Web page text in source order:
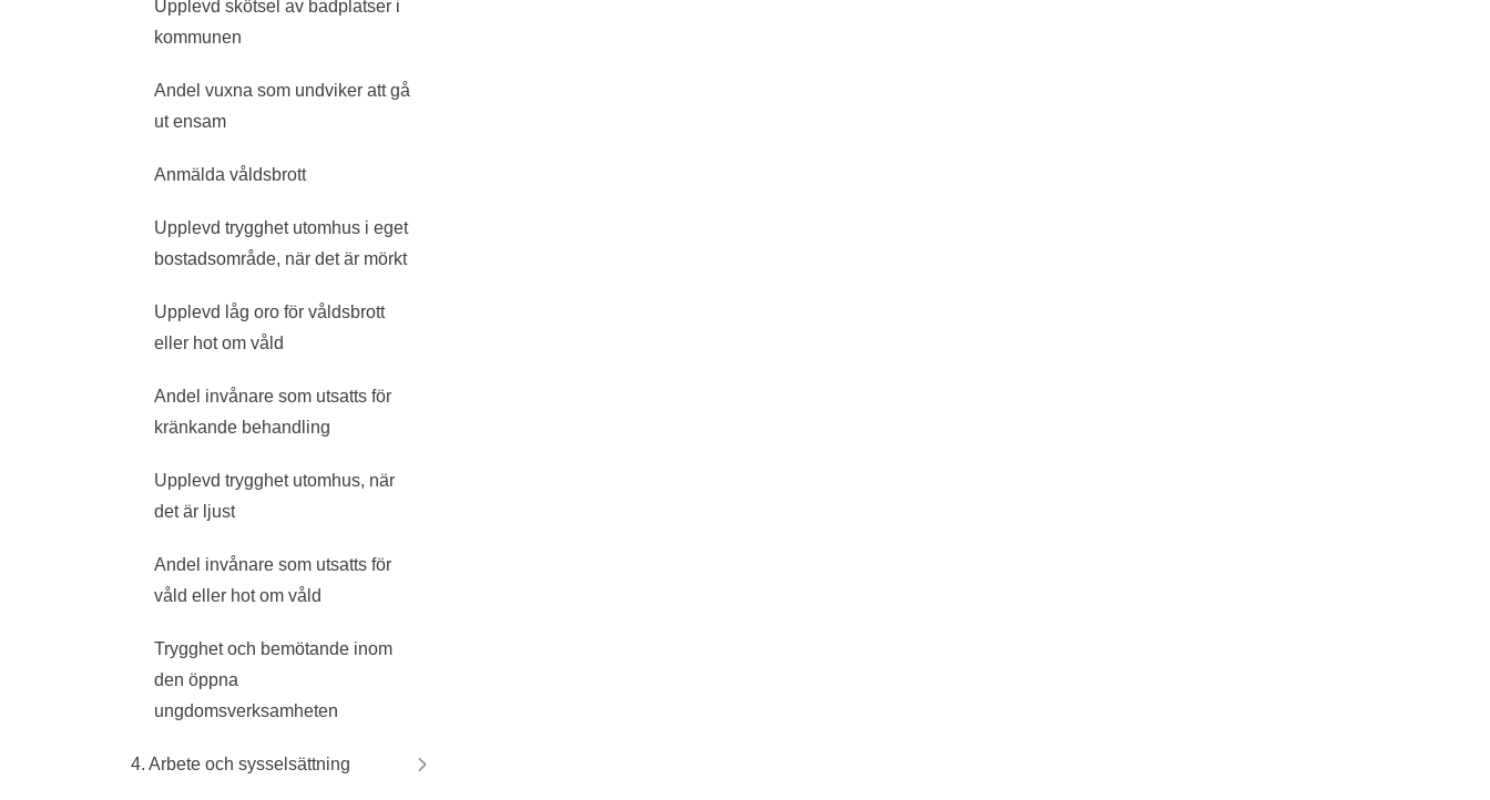
Upplevd skötsel av badplatser i
kommunen
Andel vuxna som undviker att gå
ut ensam
Anmälda våldsbrott
Upplevd trygghet utomhus i eget
bostadsområde, när det är mörkt
Upplevd låg oro för våldsbrott
eller hot om våld
Andel invånare som utsatts för
kränkande behandling
Upplevd trygghet utomhus, när
det är ljust
Andel invånare som utsatts för
våld eller hot om våld
Trygghet och bemötande inom
den öppna
ungdomsverksamheten
4. Arbete och sysselsättning